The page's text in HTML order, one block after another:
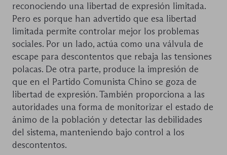
reconociendo una libertad de expresión limitada.
Pero es porque han advertido que esa libertad
limitada permite controlar mejor los problemas
sociales. Por un lado, actúa como una válvula de
escape para descontentos que rebaja las tensiones
polacas. De otra parte, produce la impresión de
que en el Partido Comunista Chino se goza de
libertad de expresión. También proporciona a las
autoridades una forma de monitorizar el estado de
ánimo de la población y detectar las debilidades
del sistema, manteniendo bajo control a los
descontentos.